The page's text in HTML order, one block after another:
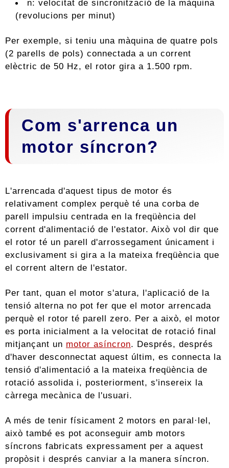
n: velocitat de sincronització de la màquina
(revolucions per minut)
Per exemple, si teniu una màquina de quatre pols
(2 parells de pols) connectada a un corrent
elèctric de 50 Hz, el rotor gira a 1.500 rpm.
Com s'arrenca un
motor síncron?
L'arrencada d'aquest tipus de motor és
relativament complex perquè té una corba de
parell impulsiu centrada en la freqüència del
corrent d'alimentació de l'estator. Això vol dir que
el rotor té un parell d'arrossegament únicament i
exclusivament si gira a la mateixa freqüència que
el corrent altern de l'estator.
Per tant, quan el motor s'atura, l'aplicació de la
tensió alterna no pot fer que el motor arrencada
perquè el rotor té parell zero. Per a això, el motor
es porta inicialment a la velocitat de rotació final
mitjançant un motor asíncron. Després, després
d'haver desconnectat aquest últim, es connecta la
tensió d'alimentació a la mateixa freqüència de
rotació assolida i, posteriorment, s'insereix la
càrrega mecànica de l'usuari.
A més de tenir físicament 2 motors en paral·lel,
això també es pot aconseguir amb motors
síncrons fabricats expressament per a aquest
propòsit i després canviar a la manera síncron.